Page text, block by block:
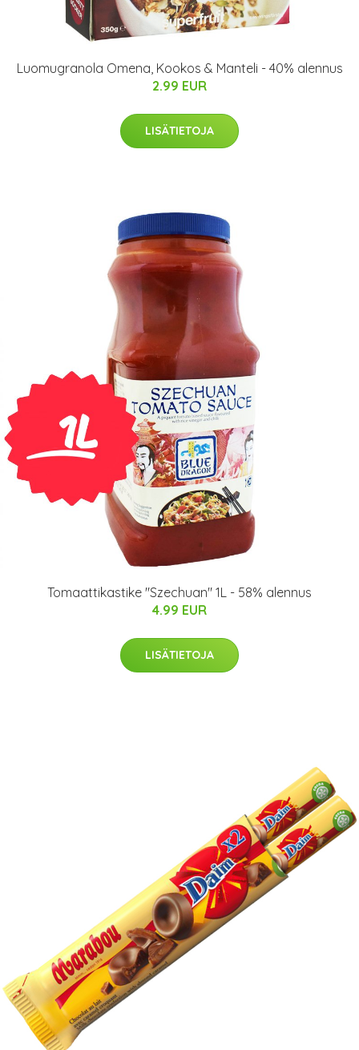
Luomugranola Omena, Kookos & Manteli - 40% alennus
2.99 EUR
LISÄTIETOJA
Tomaattikastike "Szechuan" 1L - 58% alennus
4.99 EUR
LISÄTIETOJA